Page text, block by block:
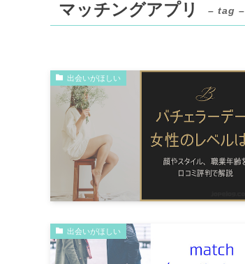
マッチングアプリ – tag –
出会いがほしい
出会いがほしい